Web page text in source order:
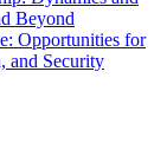
Beyond
Opportunities for
and Security